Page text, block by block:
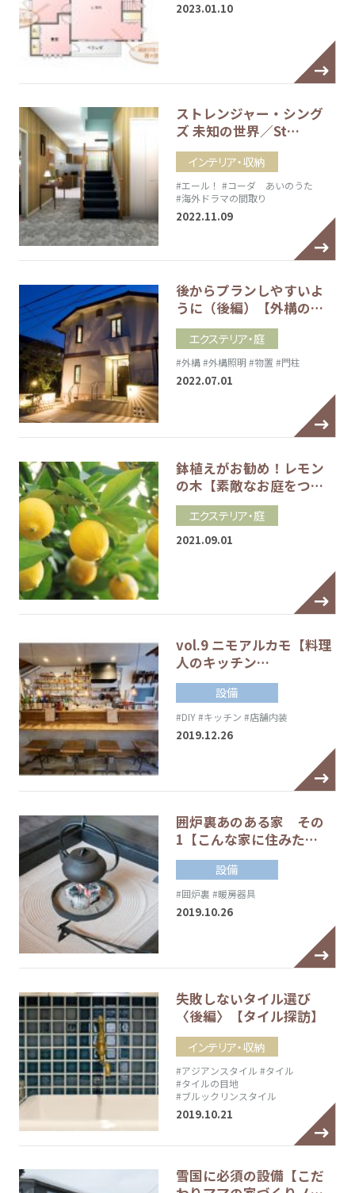
2023.01.10
ストレンジャー・シング
ズ 未知の世界／St…
インテリア・収納
#エール！ #コーダ あいのうた
#海外ドラマの間取り
2022.11.09
後からプランしやすいよ
うに（後編）【外構の…
エクステリア・庭
#外構#外構照明 #物置 #門柱
2022.07.01
鉢植えがお勧め！レモン
の木【素敵なお庭をつ…
エクステリア・庭
2021.09.01
vol.9 ニモアルカモ【料理
人のキッチン…
設備
#DIY#キッチン #店舗内装
2019.12.26
囲炉裏あのある家 その
1【こんな家に住みた…
設備
#囲炉裏 #暖房器具
2019.10.26
失敗しないタイル選び
〈後編〉【タイル探訪】
インテリア・収納
#アジアンスタイル #タイル
#タイルの目地
#ブルックリンスタイル
2019.10.21
雪国に必須の設備【こだ